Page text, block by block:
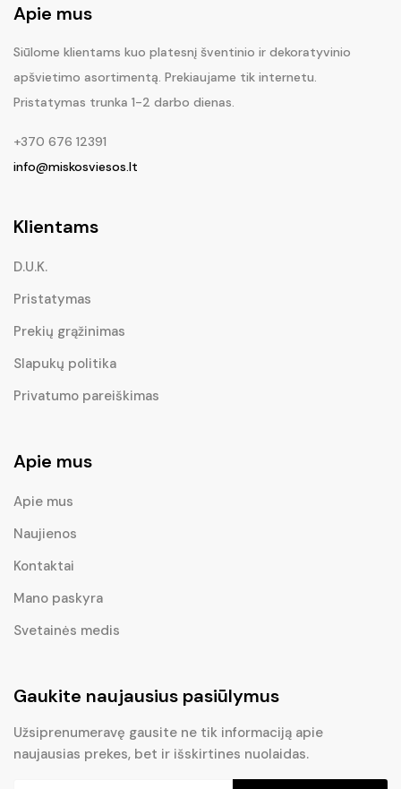
Apie mus
Siūlome klientams kuo platesnį šventinio ir dekoratyvinio
apšvietimo asortimentą. Prekiaujame tik internetu.
Pristatymas trunka 1-2 darbo dienas.
+370 676 12391
info@miskosviesos.lt
Klientams
D.U.K.
Pristatymas
Prekių grąžinimas
Slapukų politika
Privatumo pareiškimas
Apie mus
Apie mus
Naujienos
Kontaktai
Mano paskyra
Svetainės medis
Gaukite naujausius pasiūlymus
Užsiprenumeravę gausite ne tik informaciją apie
naujausias prekes, bet ir išskirtines nuolaidas.